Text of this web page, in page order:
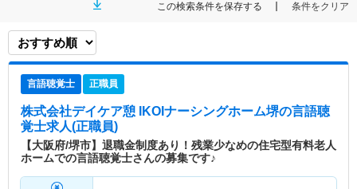
この検索条件を保存する 条件をクリア
言語聴覚士 正職員
株式会社デイケア憩 IKOIナーシングホーム堺の言語聴
覚士求人(正職員)
【大阪府/堺市】退職金制度あり！残業少なめの住宅型有料老人
ホームでの言語聴覚士さんの募集です♪